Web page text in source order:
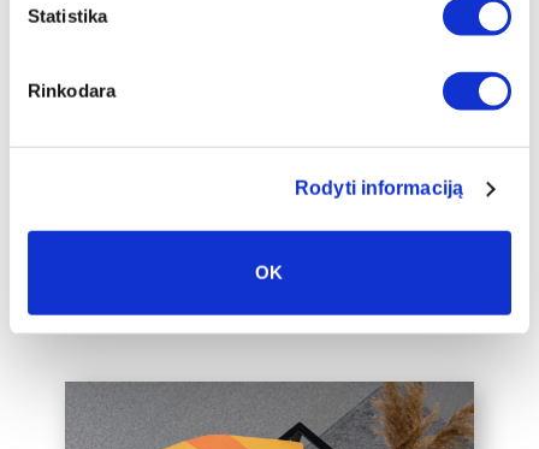
Statistika
Rinkodara
Rodyti informaciją
OK
įrėminimas
papildomai įrėminti į baltą, juodą arba
pavers dar prabangesniu namų
mumis el. paštu labas@drobiunamai.lt